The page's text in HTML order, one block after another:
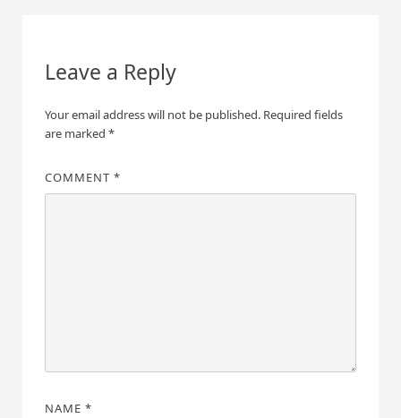
Leave a Reply
Your email address will not be published. Required fields
are marked *
COMMENT *
NAME *